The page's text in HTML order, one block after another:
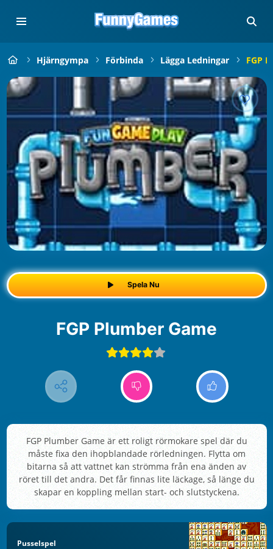
Hjärngympa Förbinda Lägga Ledningar FGP
Spela Nu
FGP Plumber Game
FGP Plumber Game är ett roligt rörmokare spel där du
måste fixa den ihopblandade rörledningen. Flytta om
bitarna så att vattnet kan strömma från ena änden av
röret till det andra. Det får finnas lite läckage, så länge du
skapar en koppling mellan start- och slutstyckena.
Pusselspel